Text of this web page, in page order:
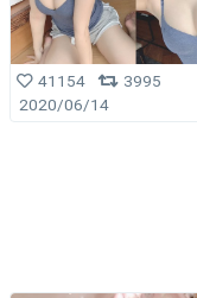
41154
3995
2020/06/14